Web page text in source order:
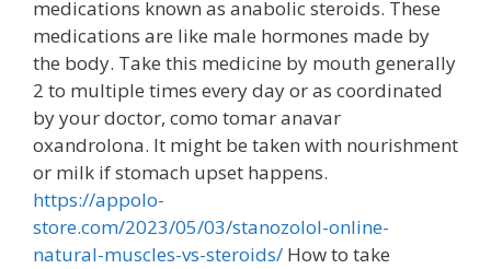
medications known as anabolic steroids. These
medications are like male hormones made by
the body. Take this medicine by mouth generally
2 to multiple times every day or as coordinated
by your doctor, como tomar anavar
oxandrolona. It might be taken with nourishment
or milk if stomach upset happens.
https://appolo-
store.com/2023/05/03/stanozolol-online-
natural-muscles-vs-steroids/ How to take